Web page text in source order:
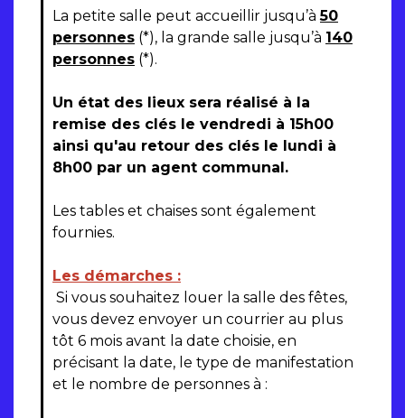
La petite salle peut accueillir jusqu’à50
personnes (*), la grande salle jusqu’à 140
personnes (*).
Un état des lieux sera réalisé à la
remise des clés le vendredi à 15h00
ainsi qu'au retour des clés le lundi à
8h00 par un agent communal.
Les tables et chaises sont également
fournies.
Les démarches :
Si vous souhaitez louer la salle des fêtes,
vous devez envoyer un courrier au plus
tôt 6 mois avant la date choisie, en
précisant la date, le type de manifestation
et le nombre de personnes à :